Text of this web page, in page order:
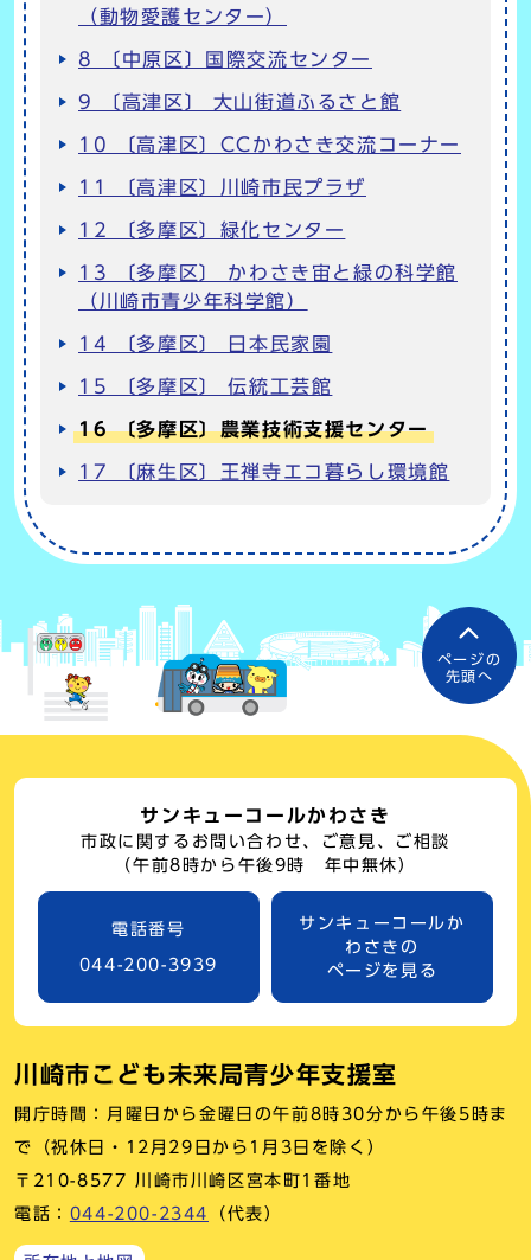
（動物愛護センター）
8 〔中原区〕国際交流センター
9 〔高津区〕 大山街道ふるさと館
10 〔高津区〕CCかわさき交流コーナー
11 〔高津区〕川崎市民プラザ
12 〔多摩区〕緑化センター
13 〔多摩区〕 かわさき宙と緑の科学館
（川崎市青少年科学館）
14 〔多摩区〕 日本民家園
15 〔多摩区〕 伝統工芸館
16 〔多摩区〕農業技術支援センター
17 〔麻生区〕王禅寺エコ暮らし環境館
ページの
先頭へ
サンキューコールかわさき
市政に関するお問い合わせ、ご意見、ご相談
（午前8時から午後9時 年中無休）
電話番号
044-200-3939
サンキューコールか
わさきの
ページを見る
川崎市こども未来局青少年支援室
開庁時間：月曜日から金曜日の午前8時30分から午後5時ま
で（祝休日・12月29日から1月3日を除く）
〒210-8577 川崎市川崎区宮本町1番地
電話： 044-200-2344 （代表）